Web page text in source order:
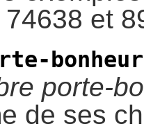
et
bonheur
porte-
de ses